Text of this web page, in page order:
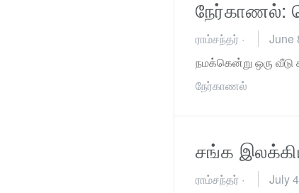
நேர்காணல்:
ராம்சந்தர்·
June
நமக்கென்று ஒரு
நேர்காணல்
சங்க
ராம்சந்தர்·
July